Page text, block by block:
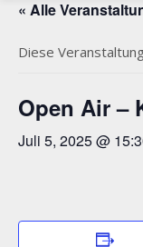
« Alle
Diese
Open Air –
Juli 5, 2025 @